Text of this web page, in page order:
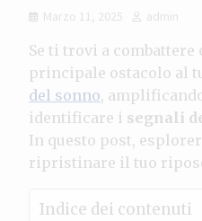
Marzo 11, 2025 admin
Se ti trovi a combattere
principale ostacolo al
del sonno,
identificare i segnali
In questo post,
ripristinare il tuo
Indice dei contenuti